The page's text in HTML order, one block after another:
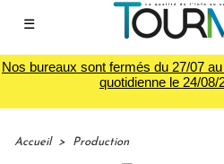
☰
Nos bureaux sont fermés du 27/07
quotidienne le 24/08/
Accueil > Production